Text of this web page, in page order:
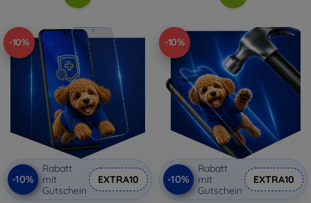
-10%
-10%
Rabatt
mit
Gutschein
EXTRA10
-10%
-10%
Rabatt
mit
Gutschein
EXTRA10